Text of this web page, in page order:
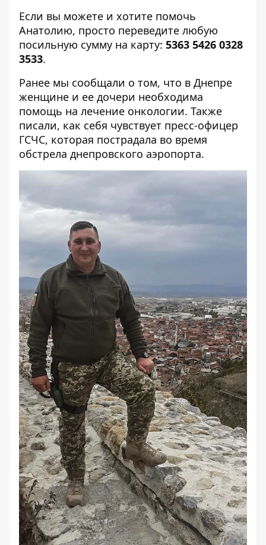
Если вы можете и хотите помочь
Анатолию, просто переведите любую
посильную сумму на карту: 5363 5426 0328
3533.
Ранее мы сообщали о том, что в Днепре
женщине и ее дочери необходима
помощь на лечение онкологии. Также
писали, как себя чувствует пресс-офицер
ГСЧС, которая пострадала во время
обстрела днепровского аэропорта.